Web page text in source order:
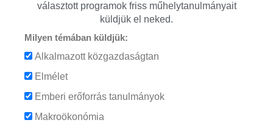
választott programok friss műhelytanulmányait
küldjük el neked.
Milyen témában küldjük:
Alkalmazott közgazdaságtan
Elmélet
Emberi erőforrás tanulmányok
Makroökonómia